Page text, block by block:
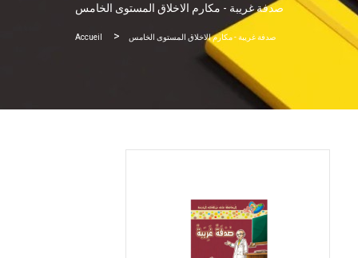
صدفة غريبة - مكارم الاخلاق المستوى الخامس
Accueil صدفة غريبة - مكارم الاخلاق المستوى الخامس